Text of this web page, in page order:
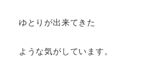
ゆとりが出来てきた
ような気がしています。